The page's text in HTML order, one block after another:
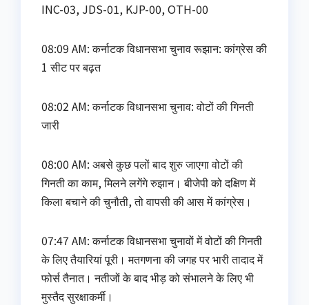
INC-03, JDS-01, KJP-00, OTH-00
08:09 AM: कर्नाटक विधानसभा चुनाव रूझान: कांग्रेस की
1 सीट पर बढ़त
08:02 AM: कर्नाटक विधानसभा चुनाव: वोटों की गिनती
जारी
08:00 AM: अबसे कुछ पलों बाद शुरु जाएगा वोटों की
गिनती का काम, मिलने लगेंगे रुझान। बीजेपी को दक्षिण में
किला बचाने की चुनौती, तो वापसी की आस में कांग्रेस।
07:47 AM: कर्नाटक विधानसभा चुनावों में वोटों की गिनती
के लिए तैयारियां पूरी। मतगणना की जगह पर भारी तादाद में
फोर्स तैनात। नतीजों के बाद भीड़ को संभालने के लिए भी
मुस्तैद सुरक्षाकर्मी।